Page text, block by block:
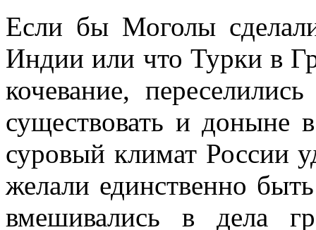
Если бы Моголы
Индии или что Турки в
кочевание,
существовать и доныне
суровый климат России
желали единственно
вмешивались в дела